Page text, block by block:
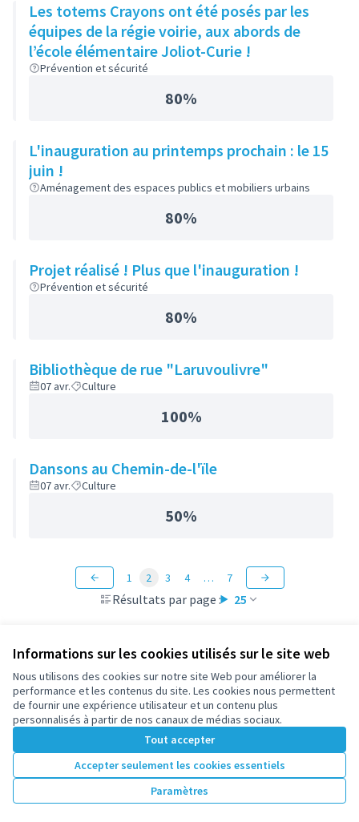
Informations sur les cookies utilisés sur le site web
Nous utilisons des cookies sur notre site Web pour améliorer la
performance et les contenus du site. Les cookies nous permettent
de fournir une expérience utilisateur et un contenu plus
personnalisés à partir de nos canaux de médias sociaux.
Tout accepter
Accepter seulement les cookies essentiels
Paramètres
Les totems Crayons ont été posés par les
équipes de la régie voirie, aux abords de
l’école élémentaire Joliot-Curie !
Prévention et sécurité
80%
L'inauguration au printemps prochain : le 15
juin !
Aménagement des espaces publics et mobiliers urbains
80%
Projet réalisé ! Plus que l'inauguration !
Prévention et sécurité
80%
Bibliothèque de rue "Laruvoulivre"
07 avr. Culture
100%
Dansons au Chemin-de-l'ïle
07 avr. Culture
50%
Résultats par page : 25
1 2 3 4 … 7
Conditions d'utilisation
Paramètres des cookies
participez.nanterre.fr sur X
(Lien externe)
participez.nanterre.fr sur Facebook
participez.nanterre.fr sur Instagram
participez.nanterre.fr sur YouTube
(Lien externe)
participez.nanterre.fr sur GitHub
(Lien externe)
Site réalisé grâce aulogiciel libre Decidim .
Licence
(Lien